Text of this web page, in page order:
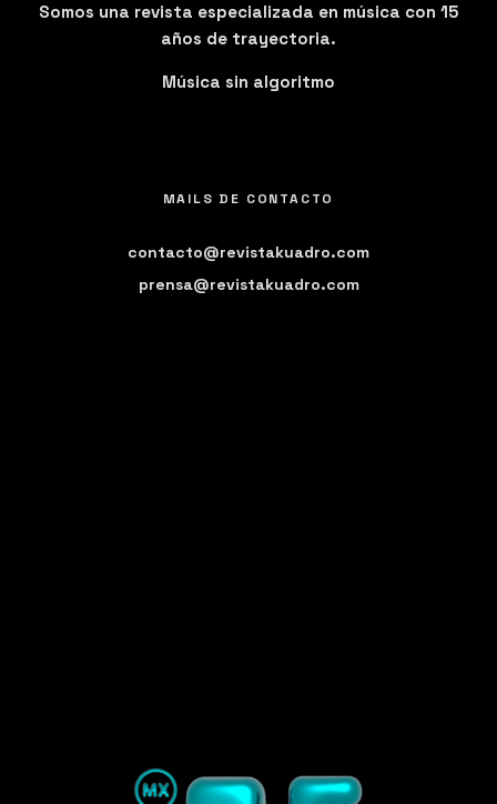
Somos una revista especializada en música con 15
años de trayectoria.
Música sin algoritmo
MAILS DE CONTACTO
contacto@revistakuadro.com
prensa@revistakuadro.com